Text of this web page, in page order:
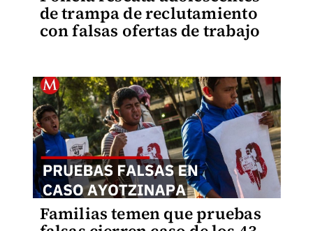
de trampa de reclutamiento
con falsas ofertas de trabajo
Familias temen que pruebas